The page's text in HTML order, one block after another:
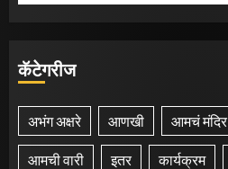
कॅटेगरीज
अभंग अक्षरे आणखी आमचं मंदिर
आमची वारी इतर कार्यक्रम